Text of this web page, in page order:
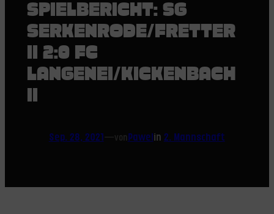
SPIELBERICHT: SG
SERKENRODE/FRETTER
II 2:0 FC
LANGENEI/KICKENBACH
II
Sep. 28, 2021—vonPawelin 2. Mannschaft